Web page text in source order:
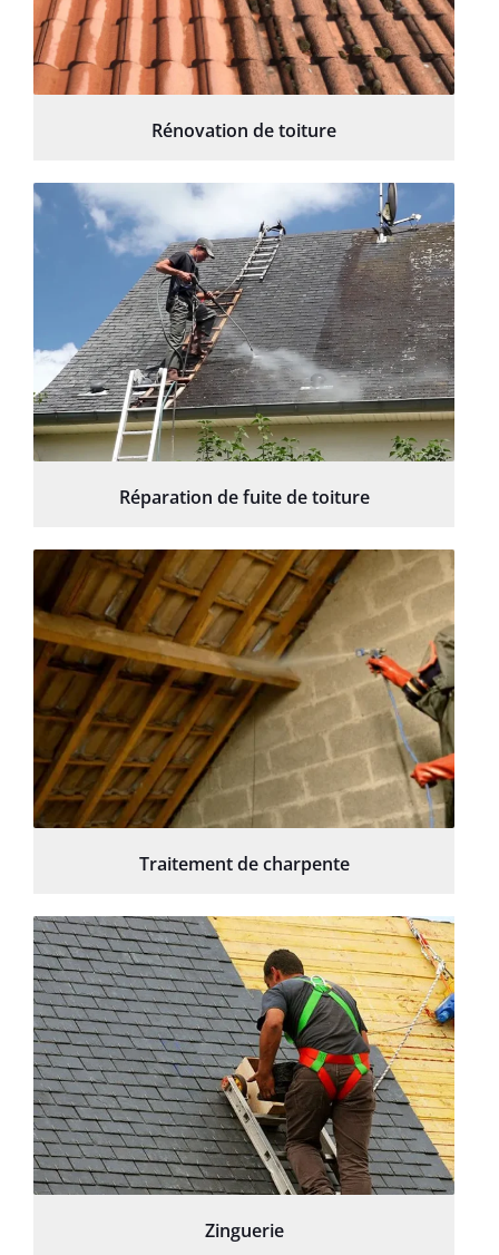
Rénovation de toiture
Réparation de fuite de toiture
Traitement de charpente
Zinguerie